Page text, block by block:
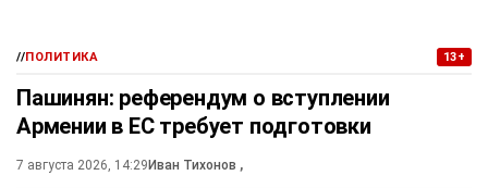
//ПОЛИТИКА 13+
Пашинян: референдум о вступлении
Армении в ЕС требует подготовки
7 августа 2026, 14:29Иван Тихонов ,